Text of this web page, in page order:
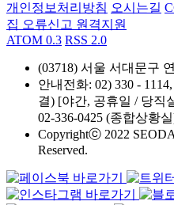
개인정보처리방침 오시는길
집 오류신고 원격지원
ATOM 0.3 RSS 2.0
(03718) 서울 서대문구
안내전화: 02) 330 -
결) [야간, 공휴일 / 당직
02-336-0425 (종합상황
Copyrightⓒ 2022
Reserved.